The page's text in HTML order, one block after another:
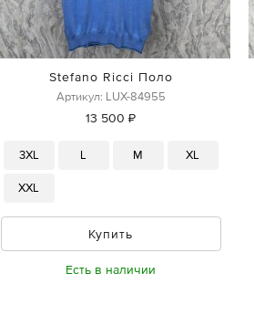
Stefano Ricci Поло
Артикул: LUX-84955
13 500 ₽
3XL L M XL
XXL
Купить
Есть в наличии